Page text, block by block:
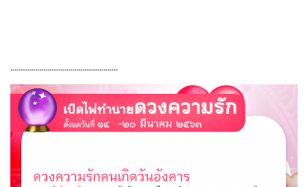
....................................................